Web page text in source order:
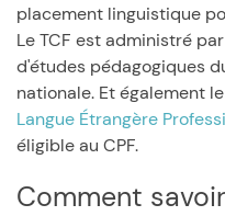
placement linguistique
Le TCF est administré
d'études pédagogiques
nationale. Et également le
Langue Étrangère
éligible au CPF.
Comment savoir si j’ai enfin le